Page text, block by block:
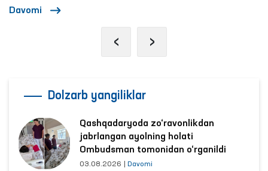
Davomi
‹ ›
Dolzarb yangiliklar
Qashqadaryoda zo‘ravonlikdan
jabrlangan ayolning holati
Ombudsman tomonidan o‘rganildi
03.08.2026 Davomi